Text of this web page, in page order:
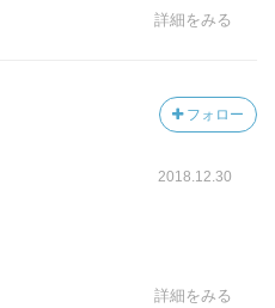
私たちはきちんと認識して
餓に関する一見似たような
場合、視聴者や購読者がす
り報道されないということは
て報道されるわけではない
覚えておく必要があるでし
詳細をみる
フォロー
2018.12.30
詳細をみる